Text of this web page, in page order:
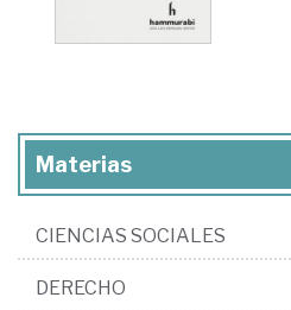
Materias
CIENCIAS SOCIALES
DERECHO